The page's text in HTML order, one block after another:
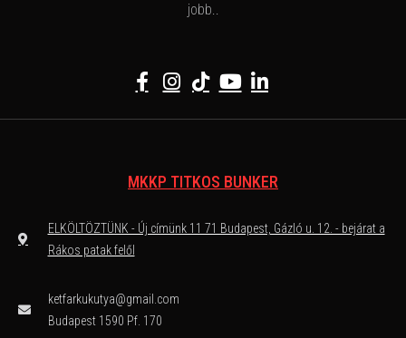
jobb..
MKKP TITKOS BUNKER
ELKÖLTÖZTÜNK - Új címünk 11 71 Budapest, Gázló u. 12. - bejárat a
Rákos patak felől
ketfarkukutya@gmail.com
Budapest 1590 Pf. 170